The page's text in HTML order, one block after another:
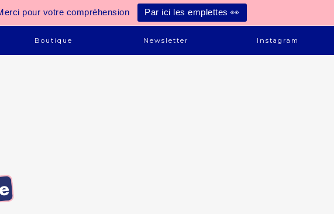
pour votre compréhension Par ici les emplettes 👀
Boutique Newsletter Instagram